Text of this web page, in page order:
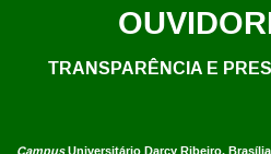
TRANSPARÊNCIA E